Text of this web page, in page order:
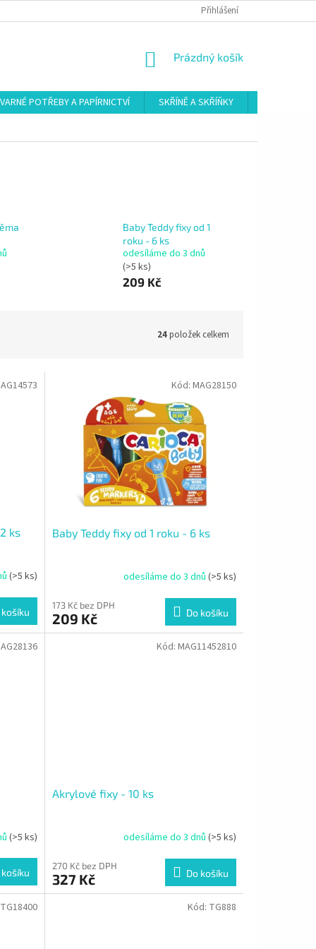
Přihlášení
NÁKUPNÍ
Prázdný košík
POTŘEBY A PAPÍRNICTVÍ SKŘÍNĚ A SKŘÍŇKY
Baby Teddy fixy od 1
roku - 6 ks
odesíláme do 3 dnů
(>5 ks)
209 Kč
24položek celkem
ks
(>5 ks)
Baby Teddy fixy od 1 roku - 6 ks
odesíláme do 3 dnů (>5 ks)
173 Kč bez DPH
209 Kč Do košíku
Kód: MAG28150
(>5 ks)
Akrylové fixy - 10 ks
odesíláme do 3 dnů (>5 ks)
270 Kč bez DPH
327 Kč Do košíku
Kód: MAG11452810
TG18400 Kód: TG888